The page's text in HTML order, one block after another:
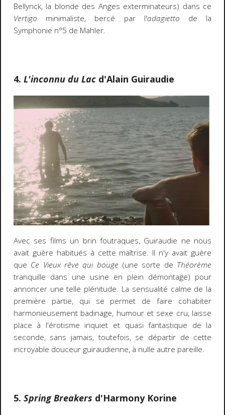
Bellynck, la blonde des Anges exterminateurs) dans ce
Vertigo minimaliste, bercé par l'adagietto de la
Symphonie n°5 de Mahler.
4. L'inconnu du Lacd'Alain Guiraudie
Avec ses films un brin foutraques, Guiraudie ne nous
avait guère habitués à cette maîtrise. Il n'y avait guère
que Ce Vieux rêve qui bouge (une sorte de Théorème
tranquille dans une usine en plein démontage) pour
annoncer une telle plénitude. La sensualité calme de la
première partie, qui se permet de faire cohabiter
harmonieusement badinage, humour et sexe cru, laisse
place à l'érotisme inquiet et quasi fantastique de la
seconde, sans jamais, toutefois, se départir de cette
incroyable douceur guiraudienne, à nulle autre pareille.
5. Spring Breakers d'Harmony Korine